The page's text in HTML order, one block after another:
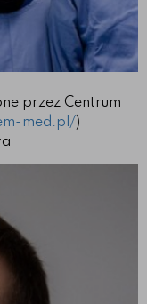
przez Centrum
med.pl/)